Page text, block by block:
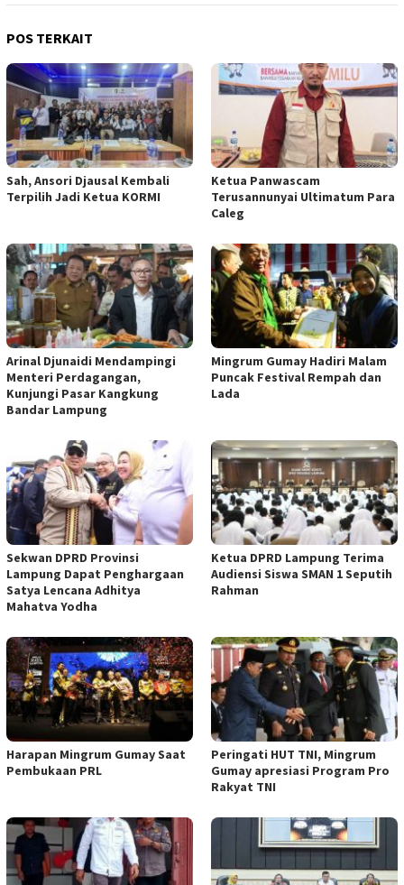
POS TERKAIT
Sah, Ansori Djausal Kembali
Terpilih Jadi Ketua KORMI
Ketua Panwascam
Terusannunyai Ultimatum Para
Caleg
Arinal Djunaidi Mendampingi
Menteri Perdagangan,
Kunjungi Pasar Kangkung
Bandar Lampung
Mingrum Gumay Hadiri Malam
Puncak Festival Rempah dan
Lada
Sekwan DPRD Provinsi
Lampung Dapat Penghargaan
Satya Lencana Adhitya
Mahatva Yodha
Ketua DPRD Lampung Terima
Audiensi Siswa SMAN 1 Seputih
Rahman
Harapan Mingrum Gumay Saat
Pembukaan PRL
Peringati HUT TNI, Mingrum
Gumay apresiasi Program Pro
Rakyat TNI